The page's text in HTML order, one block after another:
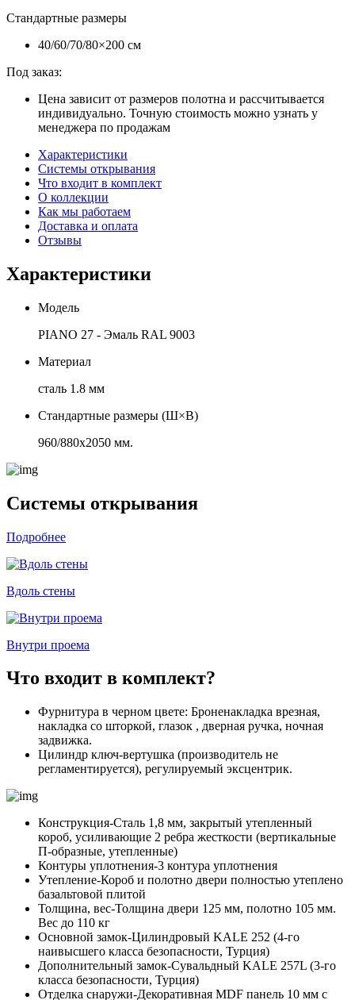
Стандартные размеры
40/60/70/80×200 см
Под заказ:
Цена зависит от размеров полотна и рассчитывается
индивидуально. Точную стоимость можно узнать у
менеджера по продажам
Характеристики
Системы открывания
Что входит в комплект
О коллекции
Как мы работаем
Доставка и оплата
Отзывы
Характеристики
Модель
PIANO 27 - Эмаль RAL 9003
Материал
сталь 1.8 мм
Стандартные размеры (Ш×В)
960/880х2050 мм.
Системы открывания
Подробнее
Вдоль стены
Внутри проема
Что входит в комплект?
Фурнитура в черном цвете: Броненакладка врезная,
накладка со шторкой, глазок , дверная ручка, ночная
задвижка.
Цилиндр ключ-вертушка (производитель не
регламентируется), регулируемый эксцентрик.
Конструкция-Сталь 1,8 мм, закрытый утепленный
короб, усиливающие 2 ребра жесткости (вертикальные
П-образные, утепленные)
Контуры уплотнения-3 контура уплотнения
Утепление-Короб и полотно двери полностью утеплено
базальтовой плитой
Толщина, вес-Толщина двери 125 мм, полотно 105 мм.
Вес до 110 кг
Основной замок-Цилиндровый KALE 252 (4-го
наивысшего класса безопасности, Турция)
Дополнительный замок-Сувальдный KALE 257L (3-го
класса безопасности, Турция)
Отделка снаружи-Декоративная MDF панель 10 мм с